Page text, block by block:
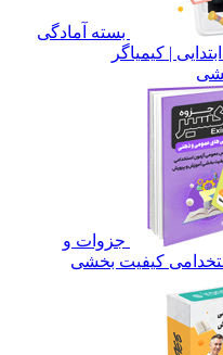
بسته آمادگی
| کیمیاگر
جزوات و
کیفیت بخشی